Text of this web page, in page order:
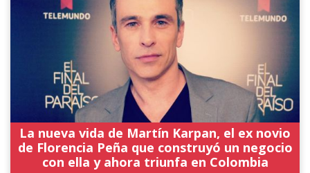
La nueva vida de Martín Karpan, el ex novio
de Florencia Peña que construyó un negocio
con ella y ahora triunfa en Colombia